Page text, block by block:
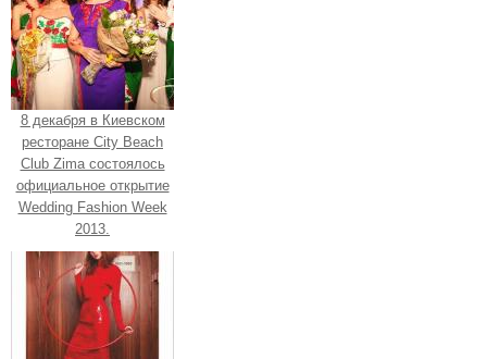
8 декабря в Киевском
ресторане City Beach
Club Zima состоялось
официальное открытие
Wedding Fashion Week
2013.